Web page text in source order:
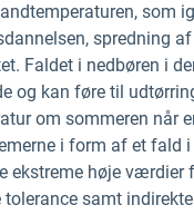
som
spredning
Faldet i nedbøren i
og kan føre til
om sommeren når
i form af et fald
ekstreme høje
tolerance samt